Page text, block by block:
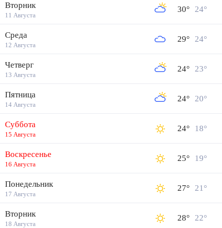
Вторник
11 Августа
30° 24°
Среда
12 Августа
29° 24°
Четверг
13 Августа
24° 23°
Пятница
14 Августа
24° 20°
Суббота
15 Августа
24° 18°
Воскресенье
16 Августа
25° 19°
Понедельник
17 Августа
27° 21°
Вторник
18 Августа
28° 22°